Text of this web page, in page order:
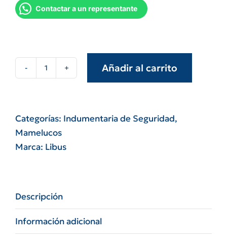
Contactar a un representante
Mameluco
t
talles
l
s/b
(tivek)
Añadir al carrito
Categorías: Indumentaria de Seguridad,
Mamelucos
Marca: Libus
Descripción
Información adicional